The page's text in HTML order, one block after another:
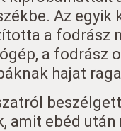
Az egyik
a fodrász
a fodrász
hajat
amit ebéd